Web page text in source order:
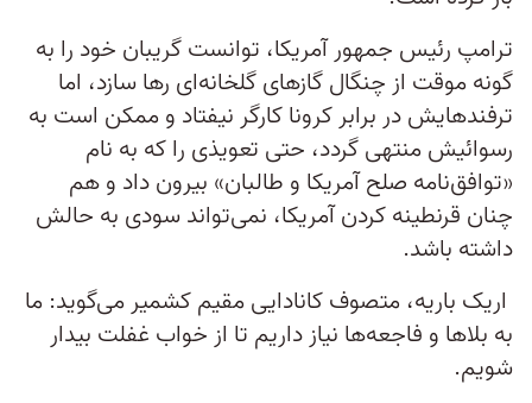
ترامپ رئیس جمهور آمریکا، توانست گریبان خود را به
گونه موقت از چنگال گازهای گلخانه‌ای رها سازد، اما
ترفندهایش در برابر کرونا کارگر نیفتاد و ممکن است به
رسوائیش منتهی گردد، حتی تعویذی را که به نام
«توافق‌نامه صلح آمریکا و طالبان» بیرون داد و هم
چنان قرنطینه کردن آمریکا، نمی‌تواند سودی به حالش
داشته باشد.
اریک باریه، متصوف کانادایی مقیم کشمیر می‌گوید: ما
به بلاها و فاجعه‌ها نیاز داریم تا از خواب غفلت بیدار
شویم.